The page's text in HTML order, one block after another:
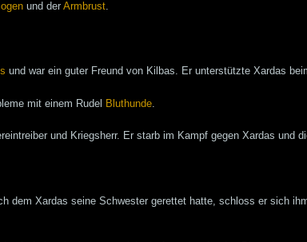
und der Armbrust.
und war ein guter Freund von Kilbas. Er unterstützte Xardas
mit einem Rudel
Bluthunde.
und Kriegsherr. Er starb im Kampf gegen Xardas und
dem Xardas seine Schwester gerettet hatte, schloss er sich